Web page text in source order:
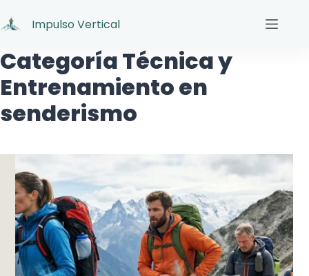
Impulso Vertical
CategoríaTécnica y
Entrenamiento en
senderismo